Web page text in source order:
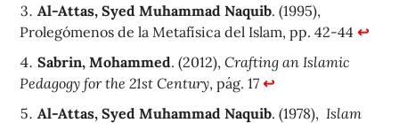
Al-Attas, Syed Muhammad Naquib. (1995),
Prolegómenos de la Metafísica del Islam, pp. 42-44↩
Sabrin, Mohammed. (2012),Crafting an Islamic
Pedagogy for the 21st Century, pág. 17↩
Al-Attas, Syed Muhammad Naquib. (1978), Islam